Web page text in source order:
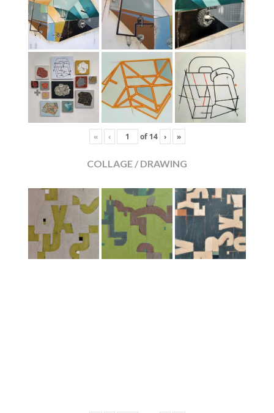
« ‹ of 14 › »
COLLAGE / DRAWING